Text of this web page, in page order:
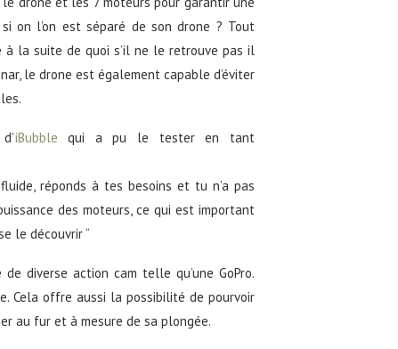
on l’on est séparé de son drone ? Tout
à la suite de quoi s’il ne le retrouve pas il
le drone est également capable d’éviter
iBubble qui a pu le tester en tant
réponds à tes besoins et tu n’a pas
des moteurs, ce qui est important
le découvrir “
diverse action cam telle qu’une GoPro.
Cela offre aussi la possibilité de pourvoir
au fur et à mesure de sa plongée.